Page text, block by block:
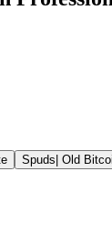
Spuds| Old